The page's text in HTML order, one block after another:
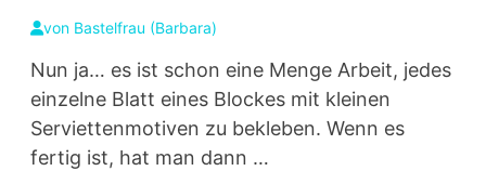
von Bastelfrau (Barbara)
Nun ja… es ist schon eine Menge Arbeit, jedes
einzelne Blatt eines Blockes mit kleinen
Serviettenmotiven zu bekleben. Wenn es
fertig ist, hat man dann …